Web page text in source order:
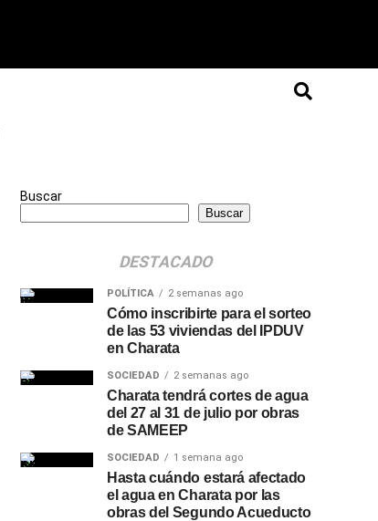
Buscar
Buscar
DESTACADO
POLÍTICA 2 semanas ago
Cómo inscribirte para el sorteo
de las 53 viviendas del IPDUV
en Charata
SOCIEDAD 2 semanas ago
Charata tendrá cortes de agua
del 27 al 31 de julio por obras
de SAMEEP
SOCIEDAD 1 semana ago
Hasta cuándo estará afectado
el agua en Charata por las
obras del Segundo Acueducto